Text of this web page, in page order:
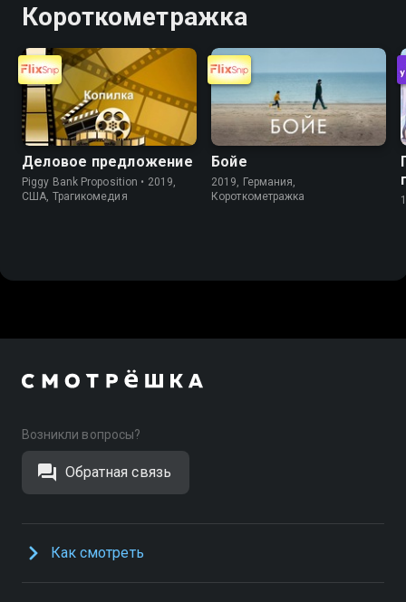
Короткометражка
Деловое предложение
Piggy Bank Proposition • 2019,
США, Трагикомедия
Бойе
2019, Германия,
Короткометражка
Возникли вопросы?
Обратная связь
Как смотреть